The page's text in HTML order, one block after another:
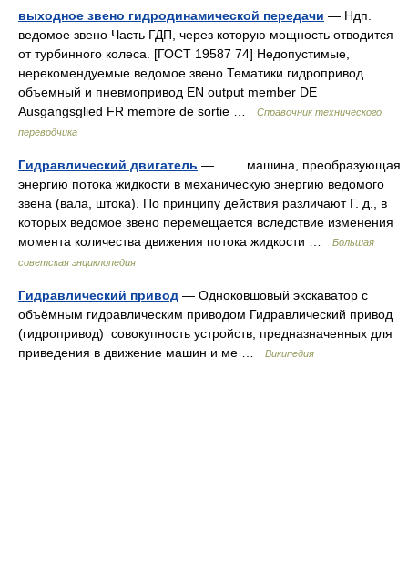
выходное звено гидродинамической передачи — Ндп.
ведомое звено Часть ГДП, через которую мощность отводится
от турбинного колеса. [ГОСТ 19587 74] Недопустимые,
нерекомендуемые ведомое звено Тематики гидропривод
объемный и пневмопривод EN output member DE
Ausgangsglied FR membre de sortie …
Справочник технического
переводчика
Гидравлический двигатель — машина, преобразующая
энергию потока жидкости в механическую энергию ведомого
звена (вала, штока). По принципу действия различают Г. д., в
которых ведомое звено перемещается вследствие изменения
момента количества движения потока жидкости …
Большая
советская энциклопедия
Гидравлический привод — Одноковшовый экскаватор с
объёмным гидравлическим приводом Гидравлический привод
(гидропривод) совокупность устройств, предназначенных для
приведения в движение машин и ме …
Википедия